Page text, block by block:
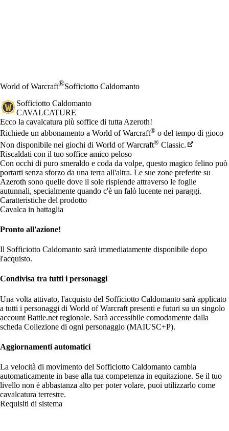
World of Warcraft®Sofficiotto Caldomanto
Sofficiotto Caldomanto
CAVALCATURE
Product Notification
Ecco la cavalcatura più soffice di tutta Azeroth!
Prezzo
Available actions
Richiede un abbonamento a World of Warcraft® o del tempo di gioco
Non disponibile nei giochi di World of Warcraft® Classic.
Riscaldati con il tuo soffice amico peloso
Con occhi di puro smeraldo e coda da volpe, questo magico felino può
portarti senza sforzo da una terra all'altra. Le sue zone preferite su
Azeroth sono quelle dove il sole risplende attraverso le foglie
autunnali, specialmente quando c'è un falò lucente nei paraggi.
Caratteristiche del prodotto
Cavalca in battaglia
Pronto all'azione!
Il Sofficiotto Caldomanto sarà immediatamente disponibile dopo
l'acquisto.
Condivisa tra tutti i personaggi
Una volta attivato, l'acquisto del Sofficiotto Caldomanto sarà applicato
a tutti i personaggi di World of Warcraft presenti e futuri su un singolo
account Battle.net regionale. Sarà accessibile comodamente dalla
scheda Collezione di ogni personaggio (MAIUSC+P).
Aggiornamenti automatici
La velocità di movimento del Sofficiotto Caldomanto cambia
automaticamente in base alla tua competenza in equitazione. Se il tuo
livello non è abbastanza alto per poter volare, puoi utilizzarlo come
cavalcatura terrestre.
Requisiti di sistema